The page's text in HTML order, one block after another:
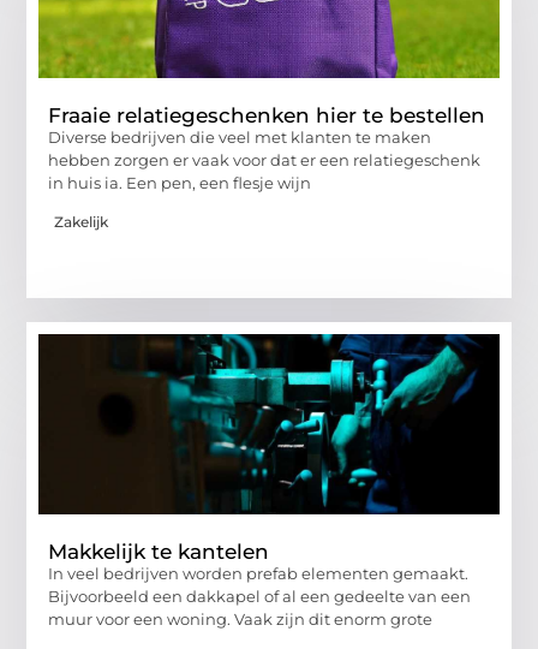
Fraaie relatiegeschenken hier te bestellen
Diverse bedrijven die veel met klanten te maken
hebben zorgen er vaak voor dat er een relatiegeschenk
in huis ia. Een pen, een flesje wijn
Zakelijk
Makkelijk te kantelen
In veel bedrijven worden prefab elementen gemaakt.
Bijvoorbeeld een dakkapel of al een gedeelte van een
muur voor een woning. Vaak zijn dit enorm grote